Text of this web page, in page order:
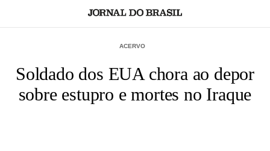
ACERVO
Soldado dos EUA chora ao depor
sobre estupro e mortes no Iraque